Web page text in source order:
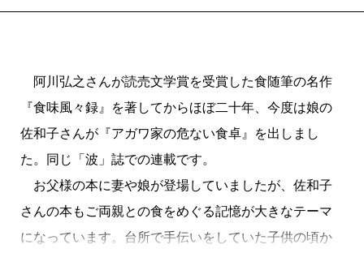
「今日は佐和子が作ってくれたのか」と喜んだ一口め
の反応は「よし、明日はなんか旨いもん、食いにいこ
う」で、はっきり「まずい」と言わない気遣いをされ
た情けなさ、わかります。表現者として嘘は言えない
批評精神（？）、しかしあまり正確に指摘してもいけ
ない親ごころ、の相克ですか。
作家の父は神経質で、娘佐和子はいつもびくびくし
阿川弘之さんが読売文学賞を受賞した食随筆の名作
『食味風々録』を著してからほぼ二十年、今度は娘の
佐和子さんが『アガワ家の危ない食卓』を出しまし
た。同じ「波」誌での連載です。
お父様の本に妻や娘が登場していましたが、佐和子
さんの本もご両親との食をめぐる記憶が大きなテーマ
になっています。台所で手伝いをしていた子供の頃か